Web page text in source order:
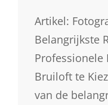
Artikel:
Belangrijkste
Professionele
Bruiloft te
van de